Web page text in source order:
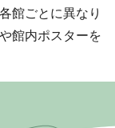
館ごとに異なり
館内ポスターを